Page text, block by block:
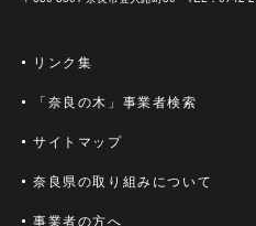
リンク集
「奈良の木」事業者検索
サイトマップ
奈良県の取り組みについて
事業者の方へ